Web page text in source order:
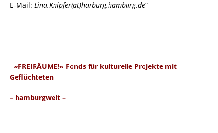
E-Mail: Lina.Knipfer(at)harburg.hamburg.de“
»FREIRÄUME!« Fonds für kulturelle Projekte mit
Geflüchteten
– hamburgweit –